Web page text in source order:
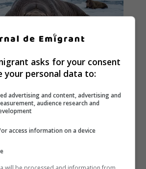
asks for your consent
your personal data to:
advertising and content, advertising and
audience research and
access information on a device